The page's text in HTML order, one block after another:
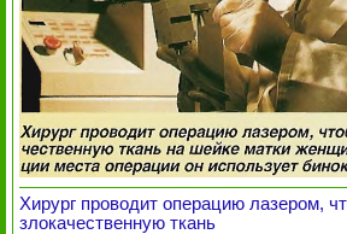
Хирург проводит операцию лазером,
злокачественную ткань